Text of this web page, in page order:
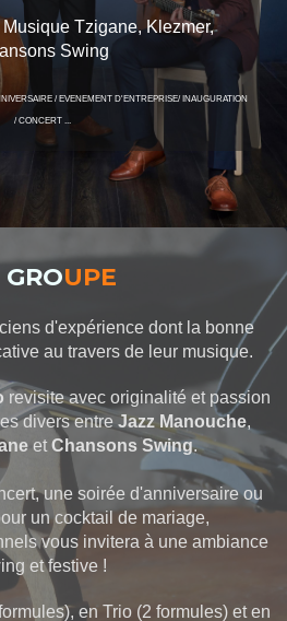
Tzigane, Klezmer,
Swing
/ EVENEMENT D'ENTREPRISE/ INAUGURATION
/ CONCERT ...
GROUPE
d'expérience dont la bonne
au travers de leur musique.
revisite avec originalité et passion
divers entre JazzManouche,
etChansons Swing.
une soirée d'anniversaire ou
un cocktail de mariage,
vous invitera à une ambiance
et festive !
en Trio (2 formules) et en